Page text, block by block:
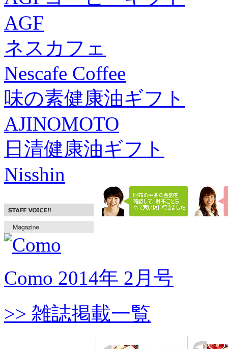
AGF
ネスカフェ
Nescafe Coffee
味の素健康油ギフト
AJINOMOTO
日清健康油ギフト
Nisshin
Como 2014年 2月号
>> 雑誌掲載一覧